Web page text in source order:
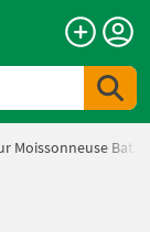
Moissonneuse